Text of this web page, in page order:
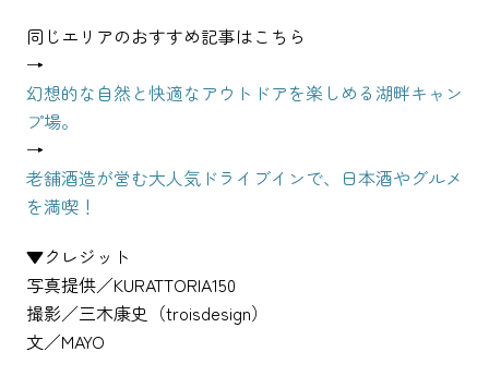
同じエリアのおすすめ記事はこちら
→
幻想的な自然と快適なアウトドアを楽しめる湖畔キャン
プ場。
→
老舗酒造が営む大人気ドライブインで、日本酒やグルメ
を満喫！
▼クレジット
写真提供／KURATTORIA150
撮影／三木康史（troisdesign）
文／MAYO